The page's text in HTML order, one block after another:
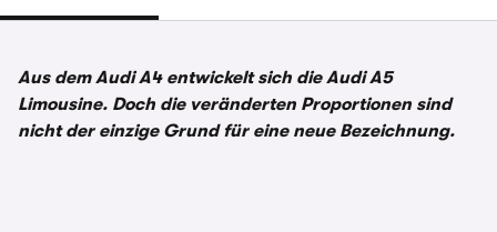
Aus dem Audi A4 entwickelt sich die Audi A5
Limousine. Doch die veränderten Proportionen sind
nicht der einzige Grund für eine neue Bezeichnung.